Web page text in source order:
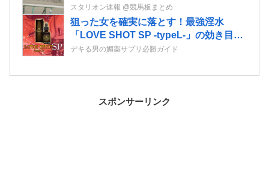
スタリオン速報 @競馬板まとめ
狙った女を確実に落とす！最強淫水
「LOVE SHOT SP -typeL-」の効き目が
マジでヤバい！
デキる男の媚薬サプリ必勝ガイド
スポンサーリンク